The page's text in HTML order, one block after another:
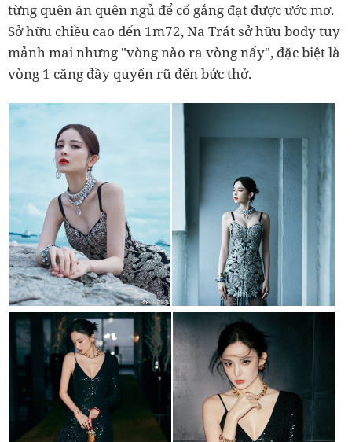
từng quên ăn quên ngủ để cố gắng đạt được ước mơ.
Sở hữu chiều cao đến 1m72, Na Trát sở hữu body tuy
mảnh mai nhưng "vòng nào ra vòng nấy", đặc biệt là
vòng 1 căng đầy quyến rũ đến bức thở.